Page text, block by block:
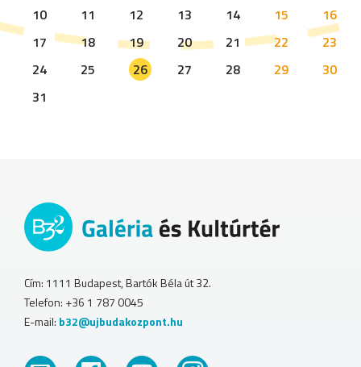
10
11 12 13 14 15
16
17
18 19 20 21 22
23
24
25 26 27 28 29
30
31
Cím: 1111 Budapest, Bartók Béla út 32.
Telefon: +36 1 787 0045
E-mail: b32@ujbudakozpont.hu